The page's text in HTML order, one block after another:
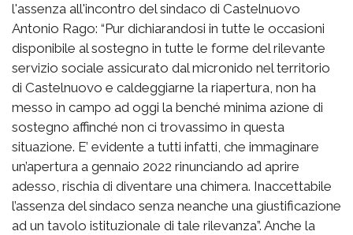
l'assenza all'incontro del sindaco di Castelnuovo
Antonio Rago: “Pur dichiarandosi in tutte le occasioni
disponibile al sostegno in tutte le forme del rilevante
servizio sociale assicurato dal micronido nel territorio
di Castelnuovo e caldeggiarne la riapertura, non ha
messo in campo ad oggi la benché minima azione di
sostegno affinché non ci trovassimo in questa
situazione. E’ evidente a tutti infatti, che immaginare
un’apertura a gennaio 2022 rinunciando ad aprire
adesso, rischia di diventare una chimera. Inaccettabile
l’assenza del sindaco senza neanche una giustificazione
ad un tavolo istituzionale di tale rilevanza”. Anche la